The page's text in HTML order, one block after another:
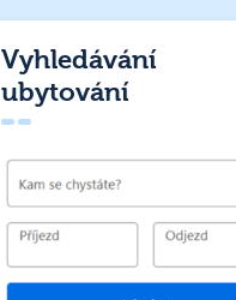
Vyhledávání
ubytování